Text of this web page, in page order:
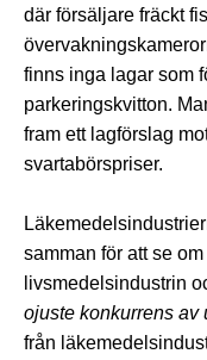
där försäljare fräckt
finns inga lagar som
parkeringskvitton.
fram ett lagförslag
svartabörspriser.
samman för att se
livsmedelsindustrin
ojuste konkurrens av
från